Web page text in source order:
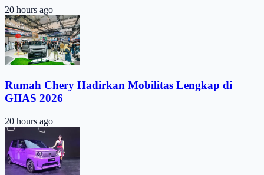
20 hours ago
Rumah Chery Hadirkan Mobilitas Lengkap di
GIIAS 2026
20 hours ago